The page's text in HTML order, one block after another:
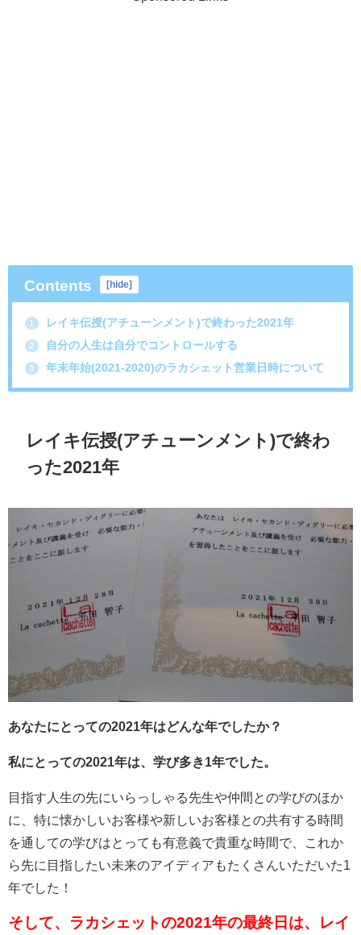
Contents hide
1 レイキ伝授(アチューンメント)で終わった2021年
2 自分の人生は自分でコントロールする
3 年末年始(2021-2020)のラカシェット営業日時について
レイキ伝授(アチューンメント)で終わ
った2021年
あなたにとっての2021年はどんな年でしたか？
私にとっての2021年は、学び多き1年でした。
目指す人生の先にいらっしゃる先生や仲間との学びのほか
に、特に懐かしいお客様や新しいお客様との共有する時間
を通しての学びはとっても有意義で貴重な時間で、これか
ら先に目指したい未来のアイディアもたくさんいただいた1
年でした！
そして、ラカシェットの2021年の最終日は、レイ